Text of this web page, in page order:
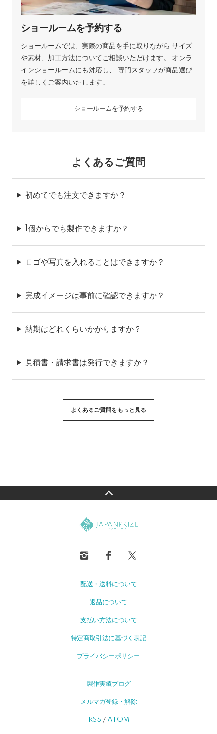
ショールームを予約する
ショールームでは、実際の商品を手に取りながら サイズ
や素材、加工方法についてご相談いただけます。 オンラ
インショールームにも対応し、 専門スタッフが商品選び
を詳しくご案内いたします。
ショールームを予約する
よくあるご質問
初めてでも注文できますか？
1個からでも製作できますか？
ロゴや写真を入れることはできますか？
完成イメージは事前に確認できますか？
納期はどれくらいかかりますか？
見積書・請求書は発行できますか？
よくあるご質問をもっと見る
配送・送料について
返品について
支払い方法について
特定商取引法に基づく表記
プライバシーポリシー
製作実績ブログ
メルマガ登録・解除
RSS / ATOM